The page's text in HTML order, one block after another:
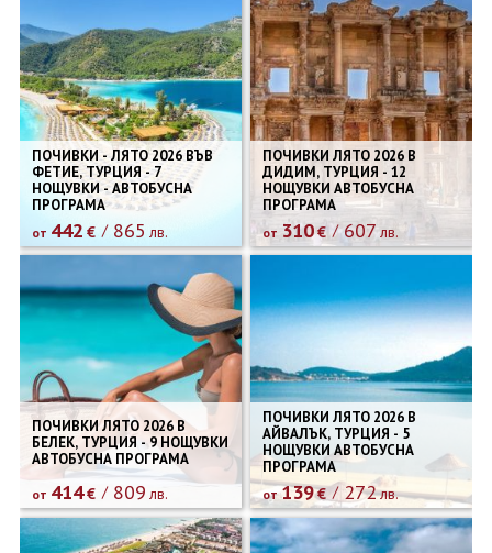
ПОЧИВКИ - ЛЯТО 2026 ВЪВ
ФЕТИЕ, ТУРЦИЯ - 7
НОЩУВКИ - АВТОБУСНА
ПРОГРАМА
от 442 € 865 лв.
ПОЧИВКИ ЛЯТО 2026 В
ДИДИМ, ТУРЦИЯ - 12
НОЩУВКИ АВТОБУСНА
ПРОГРАМА
от 310€ 607 лв.
ПОЧИВКИ ЛЯТО 2026 В
БЕЛЕК, ТУРЦИЯ - 9 НОЩУВКИ
АВТОБУСНА ПРОГРАМА
от 414€ 809 лв.
ПОЧИВКИ ЛЯТО 2026 В
АЙВАЛЪК, ТУРЦИЯ - 5
НОЩУВКИ АВТОБУСНА
ПРОГРАМА
от139€ 272лв.